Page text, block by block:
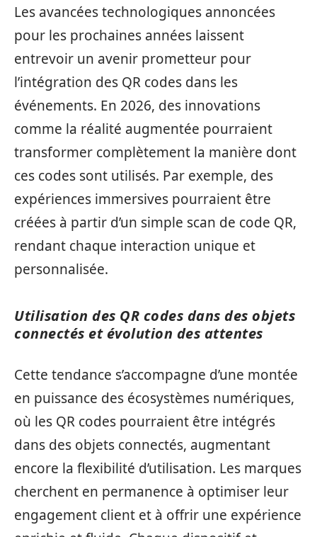
Les avancées technologiques annoncées
pour les prochaines années laissent
entrevoir un avenir prometteur pour
l’intégration des QR codes dans les
événements. En 2026, des innovations
comme la réalité augmentée pourraient
transformer complètement la manière dont
ces codes sont utilisés. Par exemple, des
expériences immersives pourraient être
créées à partir d’un simple scan de code QR,
rendant chaque interaction unique et
personnalisée.
Utilisation des QR codes dans des objets
connectés et évolution des attentes
Cette tendance s’accompagne d’une montée
en puissance des écosystèmes numériques,
où les QR codes pourraient être intégrés
dans des objets connectés, augmentant
encore la flexibilité d’utilisation. Les marques
cherchent en permanence à optimiser leur
engagement client et à offrir une expérience